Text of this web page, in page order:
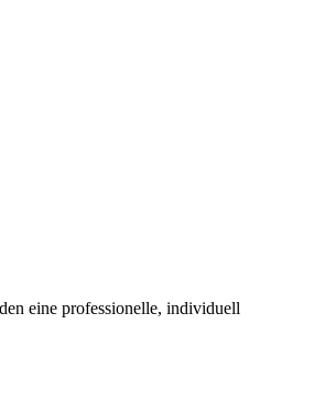
eine professionelle, individuell